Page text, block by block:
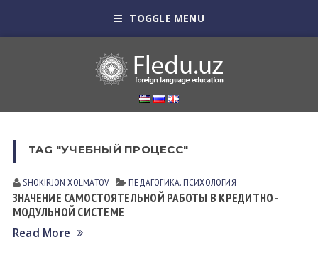
TOGGLE MENU
TAG "УЧЕБНЫЙ ПРОЦЕСС"
SHOKIRJON XOLMATOV ПЕДАГОГИКА. ПСИХОЛОГИЯ
ЗНАЧЕНИЕ САМОСТОЯТЕЛЬНОЙ РАБОТЫ В КРЕДИТНО-
МОДУЛЬНОЙ СИСТЕМЕ
Read More